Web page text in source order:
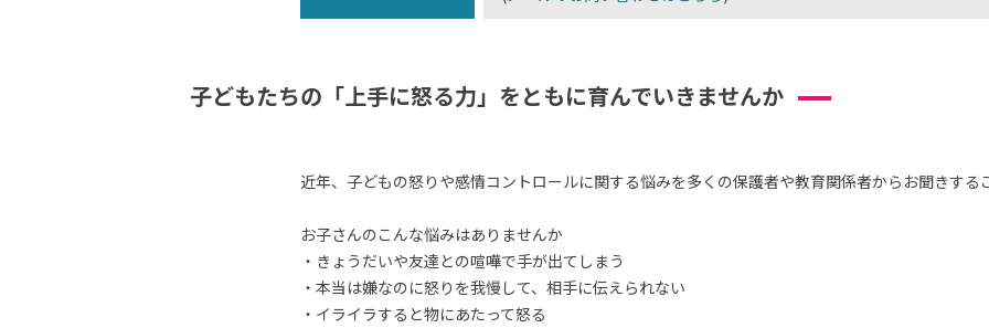
子どもたちの「上手に怒る力」をともに育んでいきませんか
近年、子どもの怒りや感情コントロールに関する悩みを多くの保護者や教育関係者からお聞きする
お子さんのこんな悩みはありませんか
・きょうだいや友達との喧嘩で手が出てしまう
・本当は嫌なのに怒りを我慢して、相手に伝えられない
・イライラすると物にあたって怒る